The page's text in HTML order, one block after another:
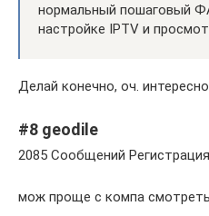
нормальный пошаговый
настройке IPTV и
Делай конечно, оч.
#8 geodile
2085 Сообщений
мож проще с компа